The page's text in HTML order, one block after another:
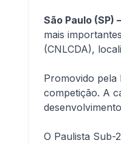
São Paulo (SP) –
mais
(CNLCDA),
Promovido pela
competição. A
O Paulista Sub-